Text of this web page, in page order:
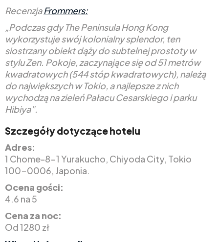
RecenzjaFrommers:
„Podczas gdy The Peninsula Hong Kong
wykorzystuje swój kolonialny splendor, ten
siostrzany obiekt dąży do subtelnej prostoty w
stylu Zen. Pokoje, zaczynające się od 51 metrów
kwadratowych (544 stóp kwadratowych), należą
do największych w Tokio, a najlepsze z nich
wychodzą na zieleń Pałacu Cesarskiego i parku
Hibiya”.
Szczegóły dotyczące hotelu
Adres:
1 Chome-8-1 Yurakucho, Chiyoda City, Tokio
100-0006, Japonia.
Ocena gości:
4.6 na 5
Cena za noc:
Od 1280 zł